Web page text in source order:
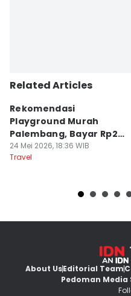
Related Articles
Rekomendasi
Playground Murah
Palembang, Bayar Rp20
Ribu Main Sepuasnya
24 Mei 2026, 18:36 WIB
Travel
About UsEditorial Team
Pedoman Media